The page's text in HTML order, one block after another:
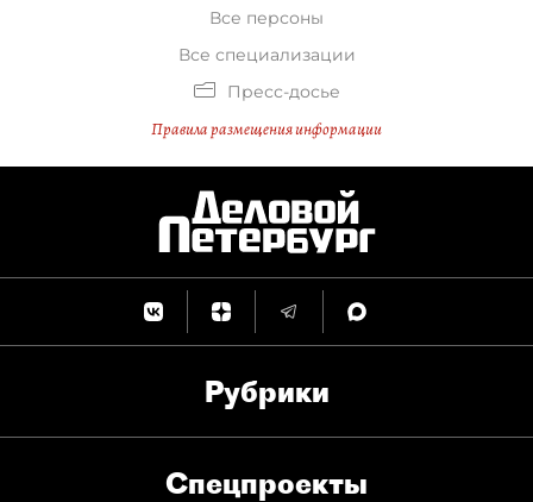
Все персоны
Все специализации
Пресс-досье
Правила размещения информации
Рубрики
Спец­проекты